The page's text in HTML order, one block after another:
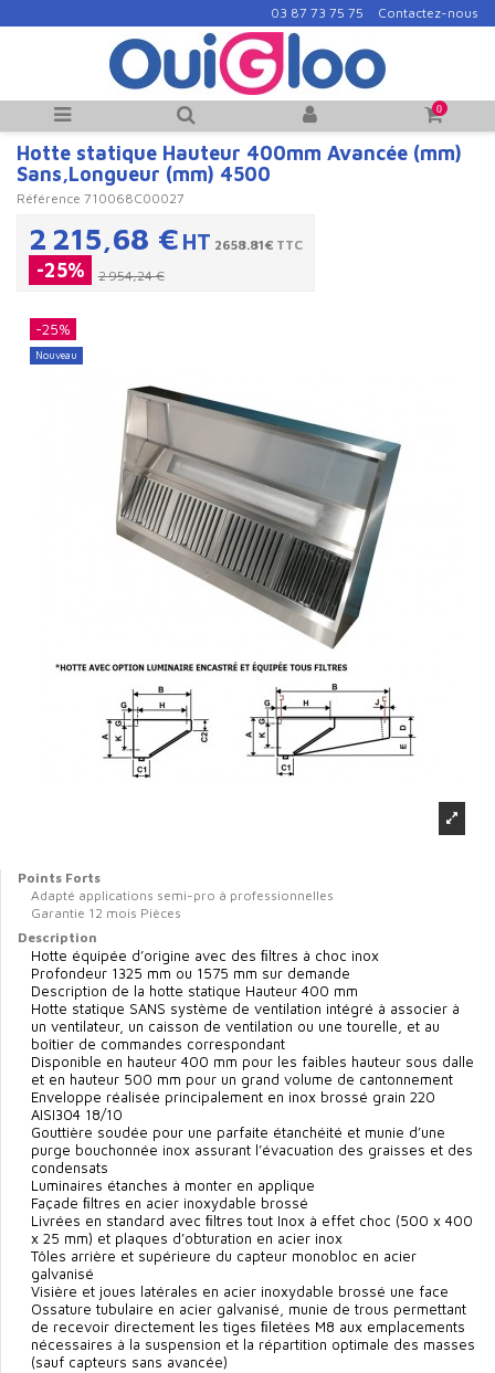
03 87 73 75 75 Contactez-nous
0
Hotte statique Hauteur 400mm Avancée (mm)
Sans,Longueur (mm) 4500
Référence 710068C00027
2 215,68 € HT 2658.81€ TTC
-25% 2 954,24 €
-25%
Nouveau
Points Forts
Adapté applications semi-pro à professionnelles
Garantie 12 mois Pièces
Description
Hotte équipée d’origine avec des ﬁltres à choc inox
Profondeur 1325 mm ou 1575 mm sur demande
Description de la hotte statique Hauteur 400 mm
Hotte statique SANS système de ventilation intégré à associer à
un ventilateur, un caisson de ventilation ou une tourelle, et au
boîtier de commandes correspondant
Disponible en hauteur 400 mm pour les faibles hauteur sous dalle
et en hauteur 500 mm pour un grand volume de cantonnement
Enveloppe réalisée principalement en inox brossé grain 220
AISI304 18/10
Gouttière soudée pour une parfaite étanchéité et munie d’une
purge bouchonnée inox assurant l’évacuation des graisses et des
condensats
Luminaires étanches à monter en applique
Façade ﬁltres en acier inoxydable brossé
Livrées en standard avec ﬁltres tout Inox à effet choc (500 x 400
x 25 mm) et plaques d’obturation en acier inox
Tôles arrière et supérieure du capteur monobloc en acier
galvanisé
Visière et joues latérales en acier inoxydable brossé une face
Ossature tubulaire en acier galvanisé, munie de trous permettant
de recevoir directement les tiges ﬁletées M8 aux emplacements
nécessaires à la suspension et la répartition optimale des masses
(sauf capteurs sans avancée)